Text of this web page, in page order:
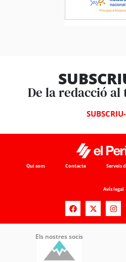
De la redacció
Qui som Contacte Serveis
Avís legal
Els nostres socis